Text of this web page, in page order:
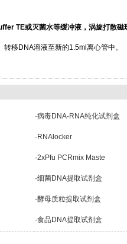
TE或灭菌水等缓冲液，涡旋打散磁
移DNA溶液至新的1.5ml离心管中。
·病毒DNA-RNA纯化试剂盒
· RNAlocker
·2xPfu PCRmix Maste
·细菌DNA提取试剂盒
·酵母质粒提取试剂盒
·食品DNA提取试剂盒